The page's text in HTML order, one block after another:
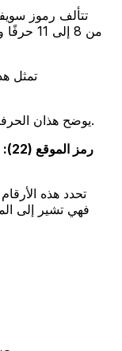
تتألف رموز
يوضح هذان الحرفان بلد البنك الدانمارك.
رمز الموقع (22):